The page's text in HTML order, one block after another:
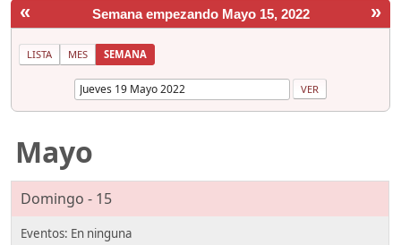
« »
Semana empezando Mayo 15, 2022
LISTA MES SEMANA
Mayo
Domingo - 15